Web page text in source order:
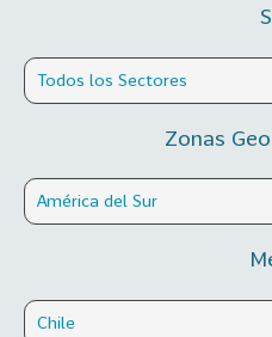
Todos los Sectores
Zonas
América del Sur
Chile